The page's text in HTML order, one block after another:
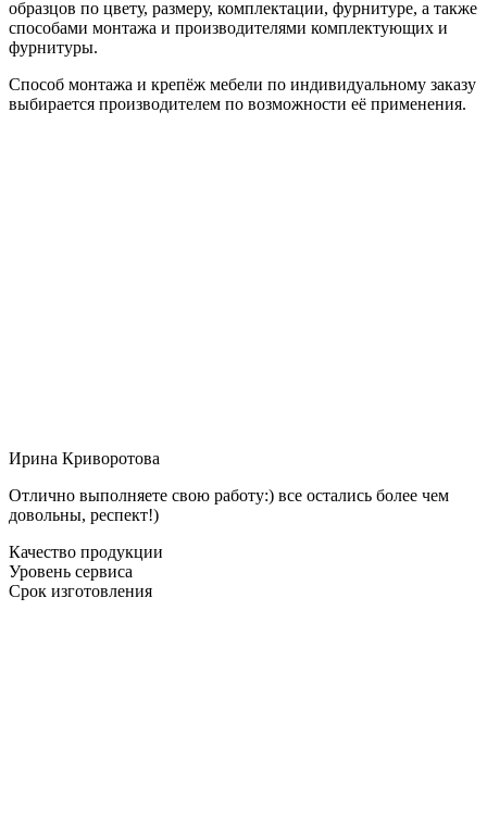
образцов по цвету, размеру, комплектации, фурнитуре, а также
способами монтажа и производителями комплектующих и
фурнитуры.
Способ монтажа и крепёж мебели по индивидуальному заказу
выбирается производителем по возможности её применения.
Ирина Криворотова
Отлично выполняете свою работу:) все остались более чем
довольны, респект!)
Качество продукции
Уровень сервиса
Срок изготовления